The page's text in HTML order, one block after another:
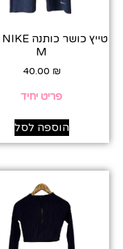
M
40.00 ₪
פריט יחיד
הוספה לסל